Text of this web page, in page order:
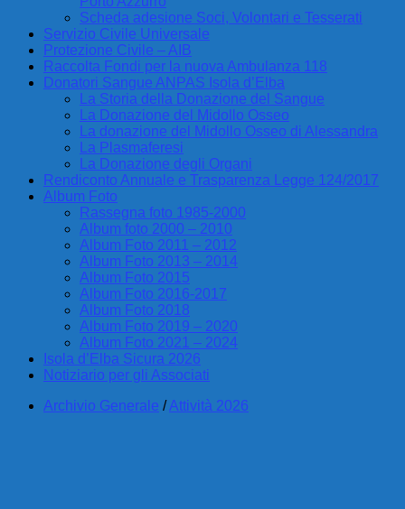
Scheda adesione Soci, Volontari e Tesserati
Servizio Civile Universale
Protezione Civile – AIB
Raccolta Fondi per la nuova Ambulanza 118
Donatori Sangue ANPAS Isola d’Elba
La Storia della Donazione del Sangue
La Donazione del Midollo Osseo
La donazione del Midollo Osseo di Alessandra
La Plasmaferesi
La Donazione degli Organi
Rendiconto Annuale e Trasparenza Legge 124/2017
Album Foto
Rassegna foto 1985-2000
Album foto 2000 – 2010
Album Foto 2011 – 2012
Album Foto 2013 – 2014
Album Foto 2015
Album Foto 2016-2017
Album Foto 2018
Album Foto 2019 – 2020
Album Foto 2021 – 2024
Isola d’Elba Sicura 2026
Notiziario per gli Associati
Archivio Generale / Attività 2026